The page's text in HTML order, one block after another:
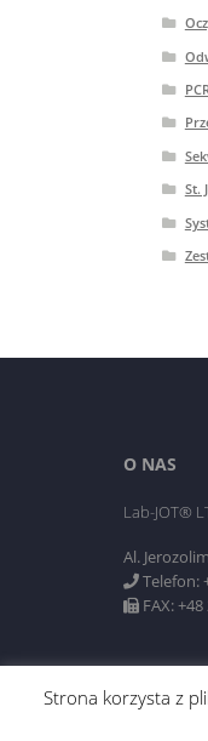
St.
O NAS
Lab-JOT®
Al.
Telefon:
FAX:
Strona korzysta z